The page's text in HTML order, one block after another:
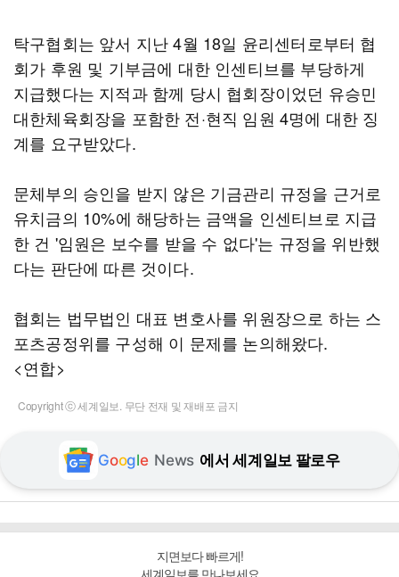
탁구협회는 앞서 지난 4월 18일 윤리센터로부터 협
회가 후원 및 기부금에 대한 인센티브를 부당하게
지급했다는 지적과 함께 당시 협회장이었던 유승민
대한체육회장을 포함한 전·현직 임원 4명에 대한 징
계를 요구받았다.
문체부의 승인을 받지 않은 기금관리 규정을 근거로
유치금의 10%에 해당하는 금액을 인센티브로 지급
한 건 '임원은 보수를 받을 수 없다'는 규정을 위반했
다는 판단에 따른 것이다.
협회는 법무법인 대표 변호사를 위원장으로 하는 스
포츠공정위를 구성해 이 문제를 논의해왔다.
<연합>
Copyright ⓒ 세계일보. 무단 전재 및 재배포 금지
Google News 에서 세계일보 팔로우
지면보다 빠르게!
세계일보를 만나보세요